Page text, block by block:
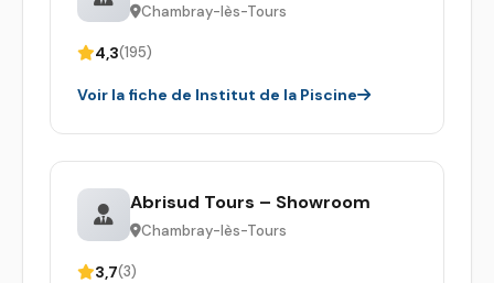
Chambray-lès-Tours
4,3(195)
Voir la fiche de Institut de la Piscine
Abrisud Tours – Showroom
Chambray-lès-Tours
3,7(3)